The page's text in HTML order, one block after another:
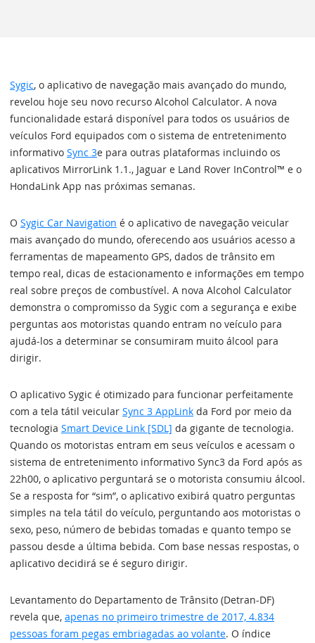
Sygic, o aplicativo de navegação mais avançado do mundo,
revelou hoje seu novo recurso Alcohol Calculator. A nova
funcionalidade estará disponível para todos os usuários de
veículos Ford equipados com o sistema de entretenimento
informativo Sync 3e para outras plataformas incluindo os
aplicativos MirrorLink 1.1., Jaguar e Land Rover InControl™ e o
HondaLink App nas próximas semanas.
O Sygic Car Navigation é o aplicativo de navegação veicular
mais avançado do mundo, oferecendo aos usuários acesso a
ferramentas de mapeamento GPS, dados de trânsito em
tempo real, dicas de estacionamento e informações em tempo
real sobre preços de combustível. A nova Alcohol Calculator
demonstra o compromisso da Sygic com a segurança e exibe
perguntas aos motoristas quando entram no veículo para
ajudá-los a determinar se consumiram muito álcool para
dirigir.
O aplicativo Sygic é otimizado para funcionar perfeitamente
com a tela tátil veicular Sync 3 AppLink da Ford por meio da
tecnologia Smart Device Link [SDL] da gigante de tecnologia.
Quando os motoristas entram em seus veículos e acessam o
sistema de entretenimento informativo Sync3 da Ford após as
22h00, o aplicativo perguntará se o motorista consumiu álcool.
Se a resposta for “sim”, o aplicativo exibirá quatro perguntas
simples na tela tátil do veículo, perguntando aos motoristas o
sexo, peso, número de bebidas tomadas e quanto tempo se
passou desde a última bebida. Com base nessas respostas, o
aplicativo decidirá se é seguro dirigir.
Levantamento do Departamento de Trânsito (Detran-DF)
revela que, apenas no primeiro trimestre de 2017, 4.834
pessoas foram pegas embriagadas ao volante. O índice